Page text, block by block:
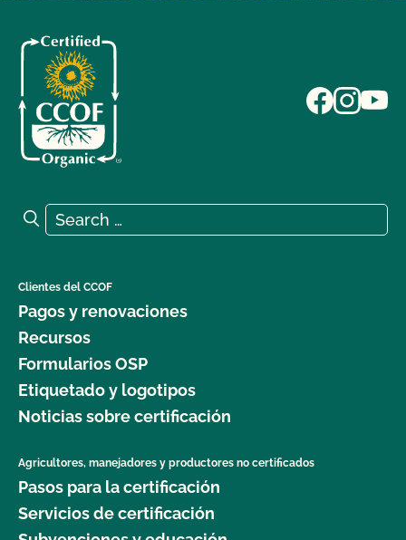
Search for:
Search
Clientes del CCOF
Pagos y renovaciones
Recursos
Formularios OSP
Etiquetado y logotipos
Noticias sobre certificación
Agricultores, manejadores y productores no certificados
Pasos para la certificación
Servicios de certificación